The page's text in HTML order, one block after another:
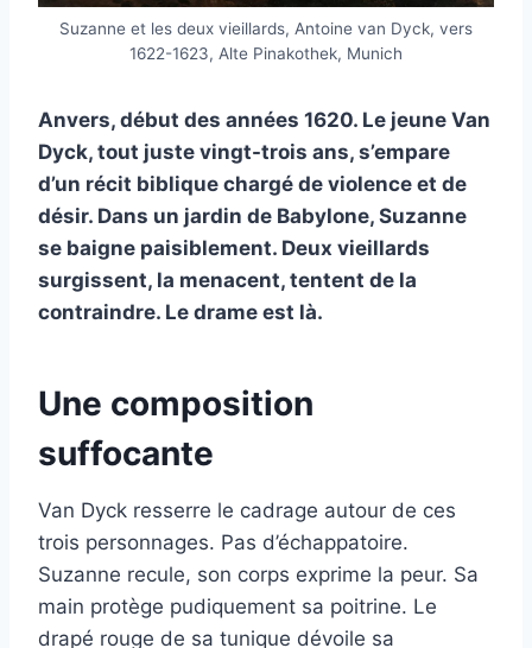
Suzanne et les deux vieillards, Antoine van Dyck, vers
1622-1623, Alte Pinakothek, Munich
Anvers, début des années 1620. Le jeune Van
Dyck, tout juste vingt-trois ans, s’empare
d’un récit biblique chargé de violence et de
désir. Dans un jardin de Babylone, Suzanne
se baigne paisiblement. Deux vieillards
surgissent, la menacent, tentent de la
contraindre. Le drame est là.
Une composition
suffocante
Van Dyck resserre le cadrage autour de ces
trois personnages. Pas d’échappatoire.
Suzanne recule, son corps exprime la peur. Sa
main protège pudiquement sa poitrine. Le
drapé rouge de sa tunique dévoile sa